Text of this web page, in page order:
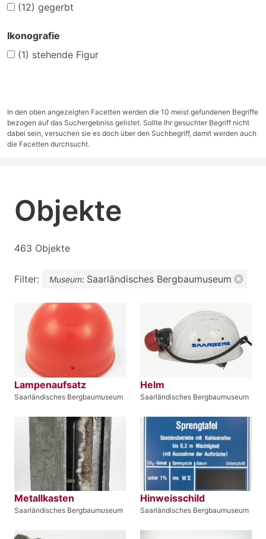
(12) gegerbt
Ikonografie
(1) stehende Figur
In den oben angezeigten Facetten werden die 10 meist gefundenen Begriffe
bezogen auf das Suchergebniss gelistet. Sollte Ihr gesuchter Begriff nicht
dabei sein, versuchen sie es doch über den Suchbegriff, damit werden auch
die Facetten durchsucht.
Objekte
463 Objekte
Filter: Museum: Saarländisches Bergbaumuseum
Lampenaufsatz
Saarländisches Bergbaumuseum
Helm
Saarländisches Bergbaumuseum
Metallkasten
Saarländisches Bergbaumuseum
Hinweisschild
Saarländisches Bergbaumuseum